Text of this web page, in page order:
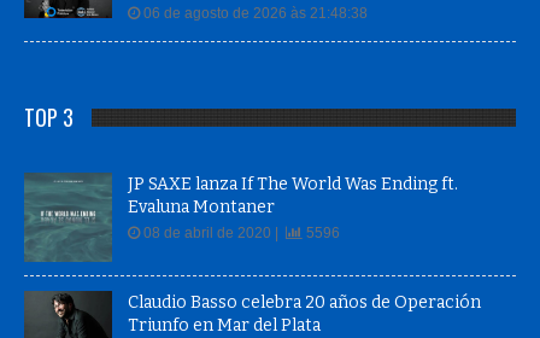
06 de agosto de 2026 às 21:48:38
TOP 3
JP SAXE lanza If The World Was Ending ft.
Evaluna Montaner
08 de abril de 2020 | 5596
Claudio Basso celebra 20 años de Operación
Triunfo en Mar del Plata